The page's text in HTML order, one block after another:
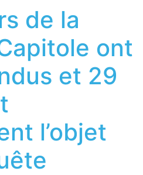
de la
ont
et 29
l’objet